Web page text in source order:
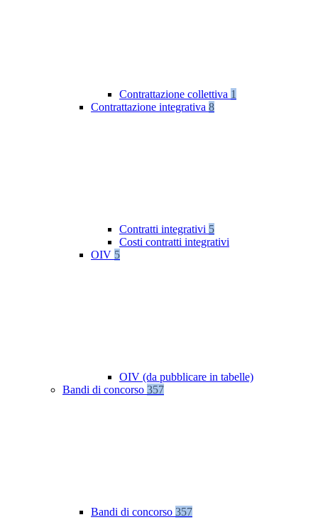
Contrattazione collettiva 1
Contrattazione integrativa 8
Contratti integrativi 5
Costi contratti integrativi
OIV 5
OIV (da pubblicare in tabelle)
Bandi di concorso 357
Bandi di concorso 357